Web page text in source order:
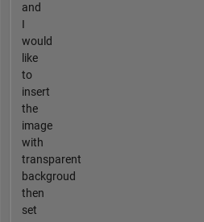
and
I
would
like
to
insert
the
image
with
transparent
backgroud
then
set